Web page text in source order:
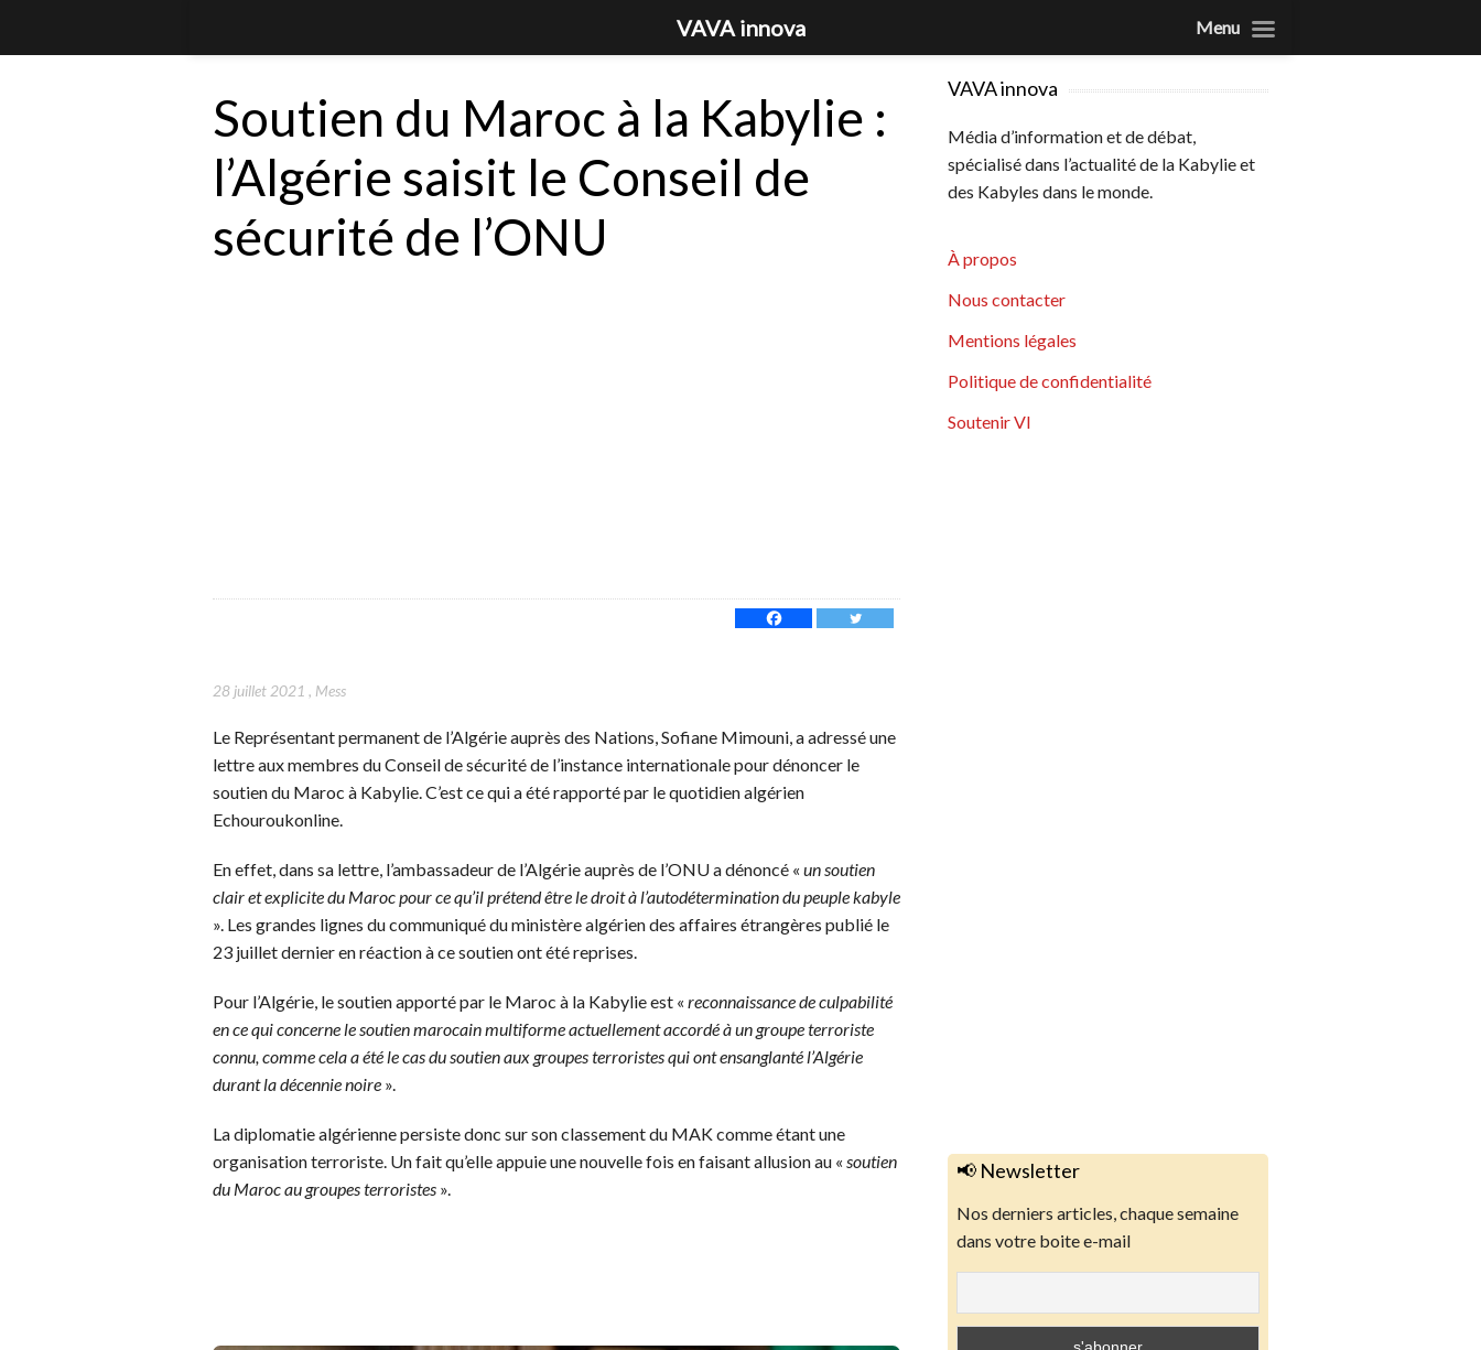
Soutien du Maroc à la Kabylie :
l’Algérie saisit le Conseil de
sécurité de l’ONU
28 juillet 2021 , Mess
Le Représentant permanent de l’Algérie auprès des Nations, Sofiane Mimouni, a adressé une
lettre aux membres du Conseil de sécurité de l’instance internationale pour dénoncer le
soutien du Maroc à Kabylie. C’est ce qui a été rapporté par le quotidien algérien
Echouroukonline.
En effet, dans sa lettre, l’ambassadeur de l’Algérie auprès de l’ONU a dénoncé «un soutien
clair et explicite du Maroc pour ce qu’il prétend être le droit à l’autodétermination du peuple kabyle
». Les grandes lignes du communiqué du ministère algérien des affaires étrangères publié le
23 juillet dernier en réaction à ce soutien ont été reprises.
Pour l’Algérie, le soutien apporté par le Maroc à la Kabylie est «reconnaissance de culpabilité
en ce qui concerne le soutien marocain multiforme actuellement accordé à un groupe terroriste
connu, comme cela a été le cas du soutien aux groupes terroristes qui ont ensanglanté l’Algérie
durant la décennie noire ».
La diplomatie algérienne persiste donc sur son classement du MAK comme étant une
organisation terroriste. Un fait qu’elle appuie une nouvelle fois en faisant allusion au «soutien
du Maroc au groupes terroristes ».
VAVA innova
Média d’information et de débat,
spécialisé dans l’actualité de la Kabylie et
des Kabyles dans le monde.
À propos
Nous contacter
Mentions légales
Politique de confidentialité
Soutenir VI
📢 Newsletter
Nos derniers articles, chaque semaine
dans votre boite e-mail
VAVA innova Menu